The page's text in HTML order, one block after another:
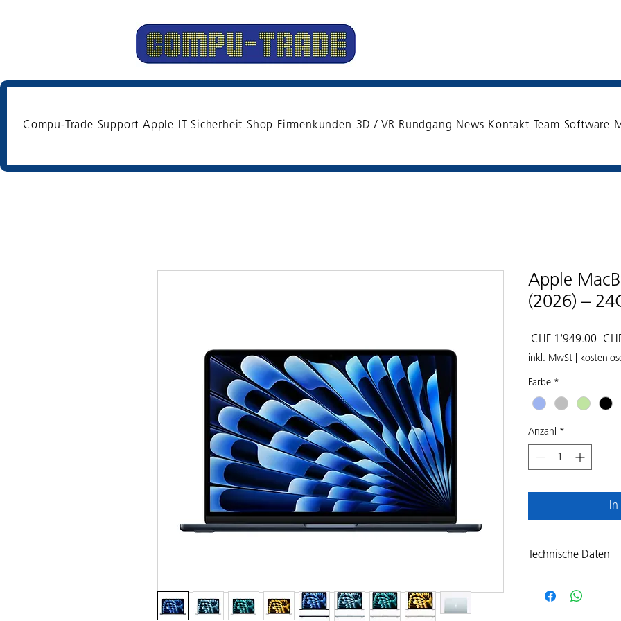
Compu-Trade Support Apple IT Sicherheit Shop Firmenkunden 3D / VR Rundgang News Kontakt Team Software
Apple
(2026) –
CHF 1'949.00
inkl. MwSt
Farbe *
Anzahl *
Technische Daten
Core, 10-Core Grafik,